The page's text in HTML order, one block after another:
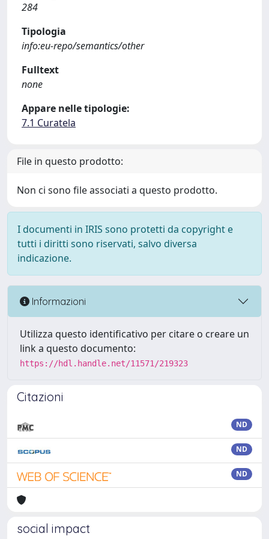
284
Tipologia
info:eu-repo/semantics/other
Fulltext
none
Appare nelle tipologie:
7.1 Curatela
File in questo prodotto:
Non ci sono file associati a questo prodotto.
I documenti in IRIS sono protetti da copyright e
tutti i diritti sono riservati, salvo diversa
indicazione.
Informazioni
Utilizza questo identificativo per citare o creare un
link a questo documento:
https://hdl.handle.net/11571/219323
Citazioni
ND
ND
ND
social impact